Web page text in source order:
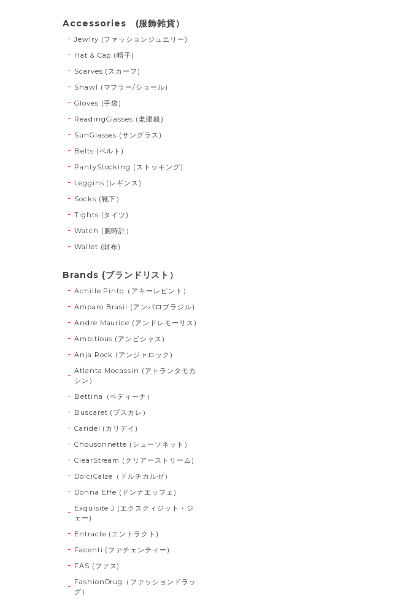
Accessories (服飾雑貨）
Jewlry (ファッションジュエリー)
Hat & Cap (帽子)
Scarves (スカーフ)
Shawl (マフラー/ショール)
Gloves (手袋)
ReadingGlasses (老眼鏡)
SunGlasses (サングラス)
Belts (ベルト)
PantyStocking (ストッキング)
Leggins (レギンス)
Socks (靴下）
Tights (タイツ)
Watch (腕時計）
Wallet (財布)
Brands (ブランドリスト）
Achille Pinto（アキーレピント）
Amparo Brasil (アンパロブラジル)
Andre Maurice (アンドレモーリス)
Ambitious (アンビシャス)
Anja Rock (アンジャロック)
Atlanta Mocassin (アトランタモカ
シン）
Bettina（ベティーナ）
Buscaret (ブスカレ）
Caridei (カリデイ)
Chousonnette (シューソネット）
ClearStream (クリアーストリーム)
DolciCalze（ドルチカルゼ）
Donna Effe (ドンナエッフェ)
Exquisite J (エクスクィジット・ジ
ェー)
Entracte (エントラクト)
Facenti (ファチェンティー)
FAS (ファス)
FashionDrug（ファッションドラッ
グ）